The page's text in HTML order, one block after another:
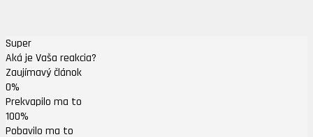
Super
Aká je Vaša reakcia?
Zaujímavý článok
0%
Prekvapilo ma to
100%
Pobavilo ma to